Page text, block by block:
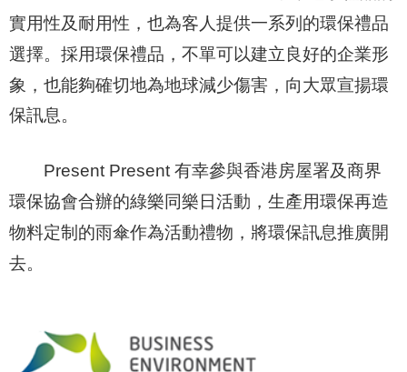
實用性及耐用性，也為客人提供一系列的環保禮品
選擇。採用環保禮品，不單可以建立良好的企業形
象，也能夠確切地為地球減少傷害，向大眾宣揚環
保訊息。
Present Present 有幸參與香港房屋署及商界
環保協會合辦的綠樂同樂日活動，生產用環保再造
物料定制的雨傘作為活動禮物，將環保訊息推廣開
去。